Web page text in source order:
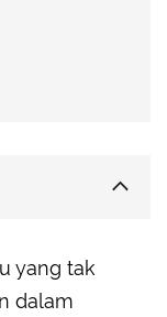
buru
yang tak
dalam